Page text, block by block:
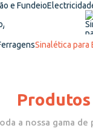
e Fundeio
Sinalética para
Produtos
a nossa gama